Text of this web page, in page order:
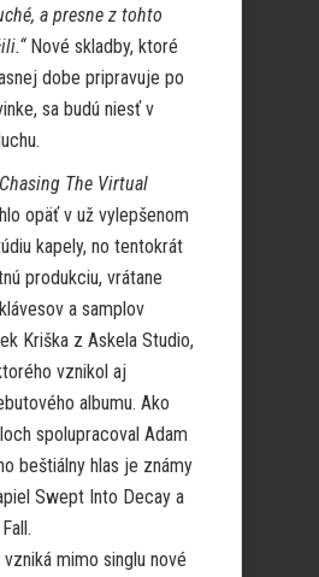
a presne z tohto
Nové skladby, ktoré
dobe pripravuje po
sa budú niesť v
The Virtual
opäť v už vylepšenom
kapely, no tentokrát
produkciu, vrátane
a samplov
Kriška z Askela Studio,
vznikol aj
albumu. Ako
spolupracoval Adam
beštiálny hlas je známy
Swept Into Decay a
mimo singlu nové